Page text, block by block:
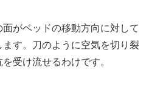
がベッドの移動方向に対して
ます。刀のように空気を切り裂
受け流せるわけです。